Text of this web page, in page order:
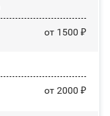
от 1500 ₽
от 2000 ₽